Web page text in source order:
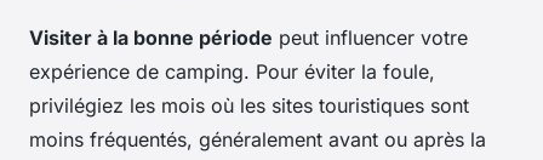
Visiter à la bonne période peut influencer votre
expérience de camping. Pour éviter la foule,
privilégiez les mois où les sites touristiques sont
moins fréquentés, généralement avant ou après la